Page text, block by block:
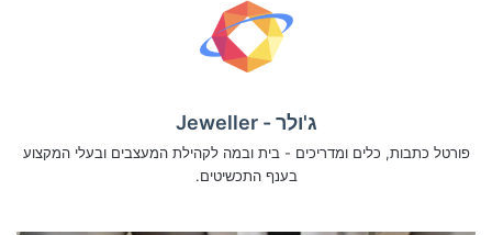
ג'ולר - Jeweller
פורטל כתבות, כלים ומדריכים - בית ובמה לקהילת המעצבים ובעלי המקצוע
בענף התכשיטים.